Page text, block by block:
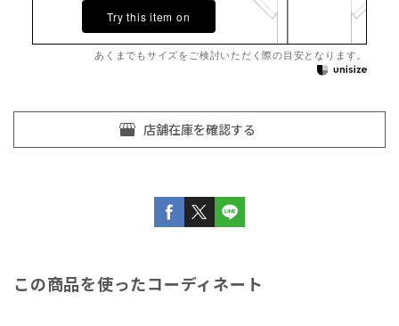
Try this item on
あくまでもサイズをご検討いただく際の目安となります。
この商品を使ったコーディネート